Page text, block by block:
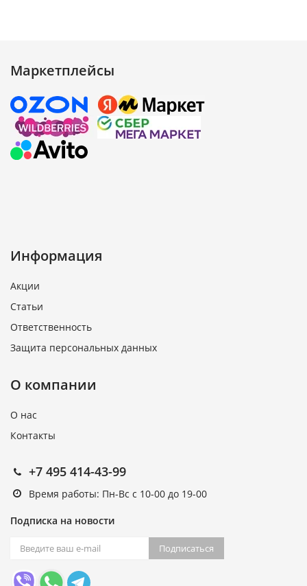
Маркетплейсы
Информация
Акции
Статьи
Ответственность
Защита персональных данных
О компании
О нас
Контакты
+7 495 414-43-99
Время работы: Пн-Вс с 10-00 до 19-00
Подписка на новости
Подписаться